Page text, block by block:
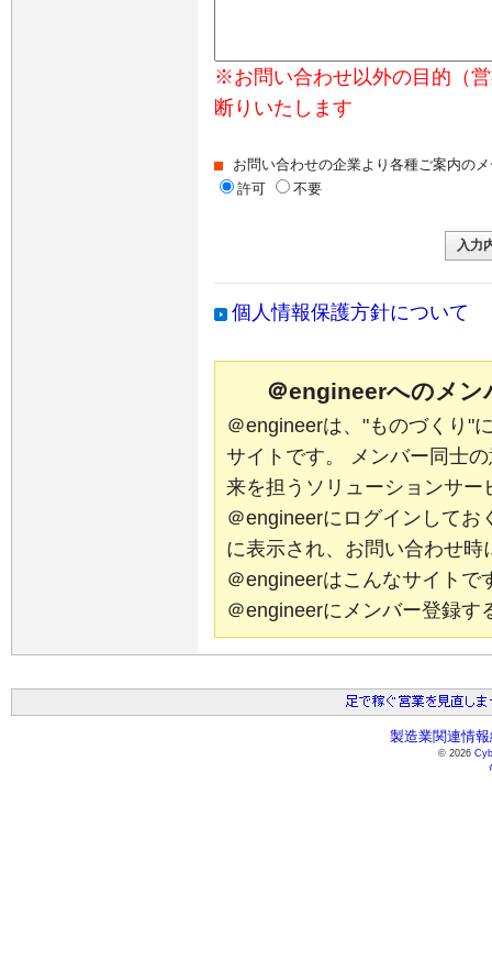
※お問い合わせ以外の目的（
断りいたします
お問い合わせの企業より各種ご案内の
許可
不要
個人情報保護方針について
＠engineerへのメン
＠engineerは、"ものづくり"
サイトです。 メンバー同士
来を担うソリューションサ
＠engineerにログインしてお
に表示され、お問い合わせ時
＠engineerはこんなサイ
＠engineerにメンバー登
製造業関連情
© 2026